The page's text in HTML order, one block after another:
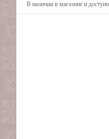
В наличии в магазине и